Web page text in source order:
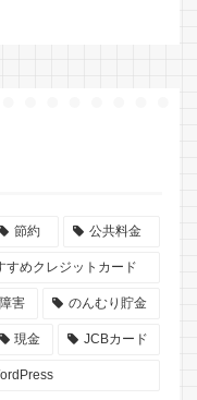
節約 公共料金
すめクレジットカード
害 のんむり貯金
現金 JCBカード